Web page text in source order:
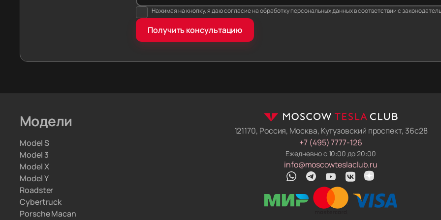
Фиксированная цена. Мы сразу вписываем логистику, налоги и
в договор. Если правила ввоза изменятся, пока машина в пути — мы
разницу из своих денег. Итоговая сумма не вырастет.
Машина готова к российским дорогам. Мы не отдаём ключи сразу
и снимают блокировки с электроники. Вы получаете
Вам не придётся искать сервис по всему городу.
Мы привозим электрокары для людей, которые не хотят вникать в схемы
параллельного импорта. Вы просто забираете полностью
а с границами и документами разбираемся мы.
Нажимая на кнопку, я даю согласие на обработку персональных данных в соответствии с
Получить консультацию
121170, Россия, Москва, Кутузовский проспект, 36с28
+7 (495) 7777-126
Ежедневно с 10:00 до 20:00
info@moscowteslaclub.ru
Модели
Model S
Model 3
Model X
Model Y
Roadster
Cybertruck
Porsche Macan